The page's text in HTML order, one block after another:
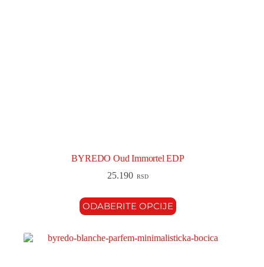
BYREDO Oud Immortel EDP
25.190 RSD
ODABERITE OPCIJE